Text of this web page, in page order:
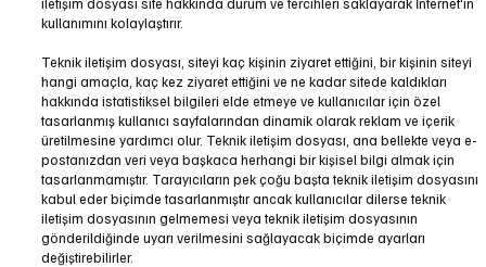
kullanımını kolaylaştırır.
Teknik iletişim dosyası, siteyi kaç kişinin ziyaret ettiğini, bir kişinin siteyi
hangi amaçla, kaç kez ziyaret ettiğini ve ne kadar sitede kaldıkları
hakkında istatistiksel bilgileri elde etmeye ve kullanıcılar için özel
tasarlanmış kullanıcı sayfalarından dinamik olarak reklam ve içerik
üretilmesine yardımcı olur. Teknik iletişim dosyası, ana bellekte veya e-
postanızdan veri veya başkaca herhangi bir kişisel bilgi almak için
tasarlanmamıştır. Tarayıcıların pek çoğu başta teknik iletişim dosyasını
kabul eder biçimde tasarlanmıştır ancak kullanıcılar dilerse teknik
iletişim dosyasının gelmemesi veya teknik iletişim dosyasının
gönderildiğinde uyarı verilmesini sağlayacak biçimde ayarları
değiştirebilirler.